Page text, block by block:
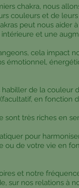
chakra, nous
couleurs et de leurs
peut nous aider
et une
cela impact
émotionnel,
de la couleur
en fonction
très riches en
pour
ou de votre vie en
et notre
sur nos relations à